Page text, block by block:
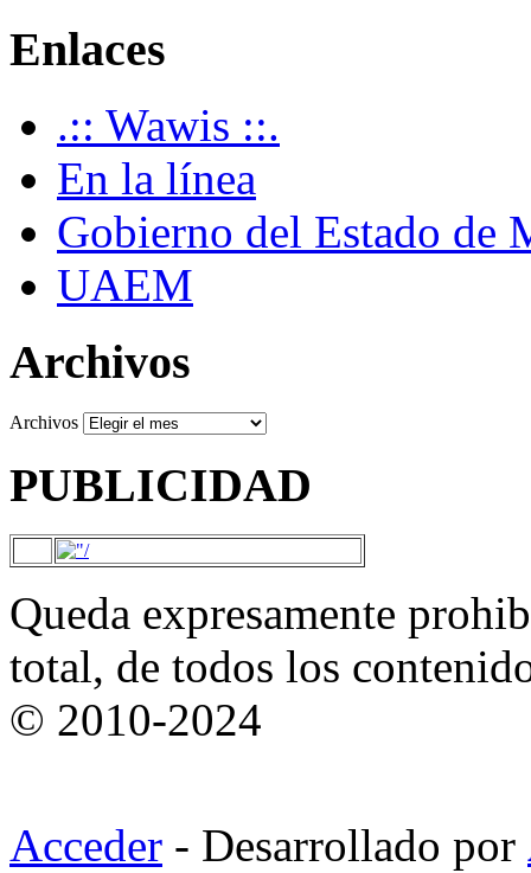
Enlaces
.:: Wawis ::.
En la línea
Gobierno del Estado de
UAEM
Archivos
Archivos
PUBLICIDAD
Queda expresamente
total, de todos los
© 2010-2024
Acceder - Desarrollado por